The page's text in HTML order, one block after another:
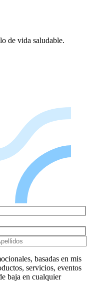
de vida saludable.
basadas en mis
servicios, eventos
baja en cualquier